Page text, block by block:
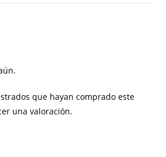
que hayan comprado este
una valoración.